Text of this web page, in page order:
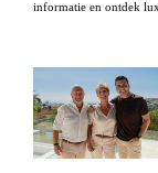
informatie en ontdek